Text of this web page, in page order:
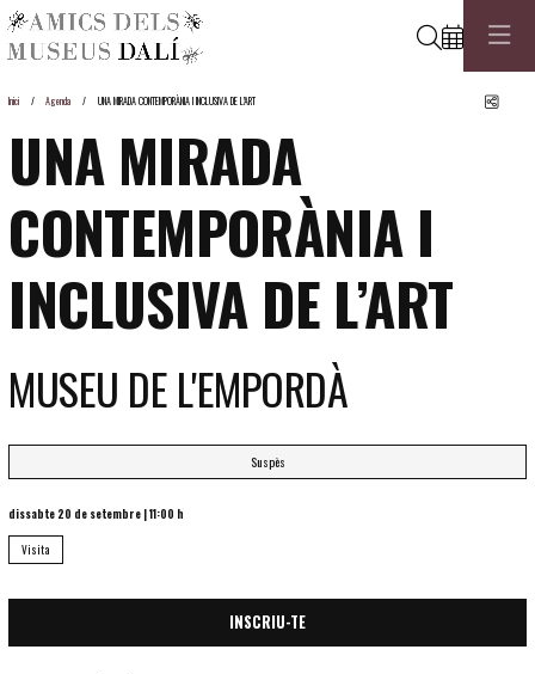
Cerca
Inici Agenda UNA MIRADA CONTEMPORÀNIA I INCLUSIVA DE L’ART
UNA MIRADA
CONTEMPORÀNIA I
INCLUSIVA DE L’ART
MUSEU DE L'EMPORDÀ
Suspès
dissabte 20 de setembre |11:00 h
Visita
INSCRIU-TE